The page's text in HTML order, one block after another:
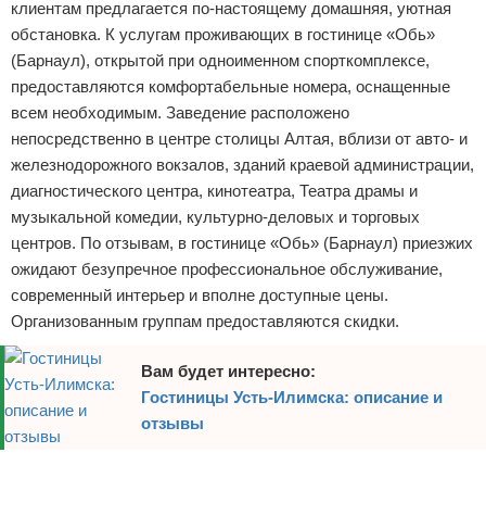
Авиаперелеты
Отели
Полезное для туристов
Отдых на природе
Аренда автомобилей
Документы и визы
Билеты
Планирование отдыха
Пляжный отдых
Отказ от ответственности
клиентам предлагается по-настоящему домашняя, уютная
обстановка. К услугам проживающих в гостинице «Обь»
(Барнаул), открытой при одноименном спорткомплексе,
предоставляются комфортабельные номера, оснащенные
всем необходимым. Заведение расположено
непосредственно в центре столицы Алтая, вблизи от авто- и
железнодорожного вокзалов, зданий краевой администрации,
диагностического центра, кинотеатра, Театра драмы и
музыкальной комедии, культурно-деловых и торговых
центров. По отзывам, в гостинице «Обь» (Барнаул) приезжих
ожидают безупречное профессиональное обслуживание,
современный интерьер и вполне доступные цены.
Организованным группам предоставляются скидки.
Вам будет интересно:
Гостиницы Усть-Илимска: описание и
отзывы